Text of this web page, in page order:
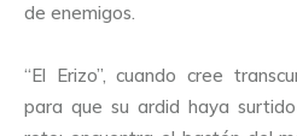
de enemigos.
“El Erizo”, cuando cree
para que su ardid haya